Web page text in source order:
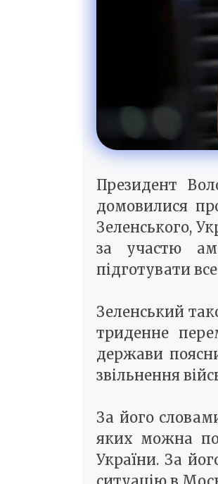
Президент
домовилися
Зеленського,
за участю
підготувати
Зеленський
триденне
держави
звільнення
За його
яких можна
України. За